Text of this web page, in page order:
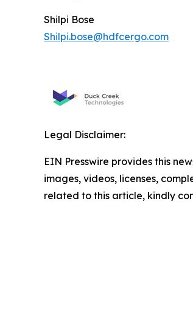
Shilpi Bose
Shilpi.bose@hdfcergo.com
Legal Disclaimer:
EIN Presswire provides this
images, videos, licenses,
related to this article, kindly